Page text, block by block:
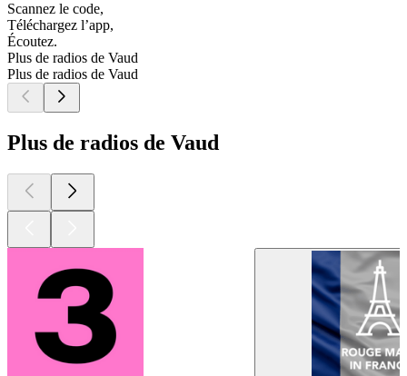
Scannez le code,
Téléchargez l’app,
Écoutez.
Plus de radios de Vaud
Plus de radios de Vaud
Plus de radios de Vaud